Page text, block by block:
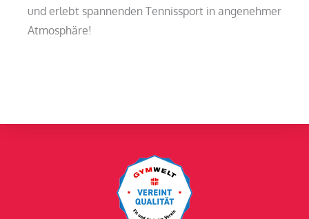
und erlebt spannenden Tennissport in angenehmer
Atmosphäre!